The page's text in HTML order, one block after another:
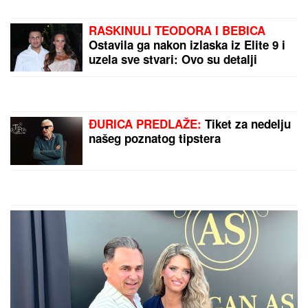
Filipinsko more laži i poslao previše, a ona sve
snimila i sad ga drži u šaci
na sudu, iskorišćavaš žene za pare"
BRANISLAV JOVANOVIĆ:„Lale“
došle do daha